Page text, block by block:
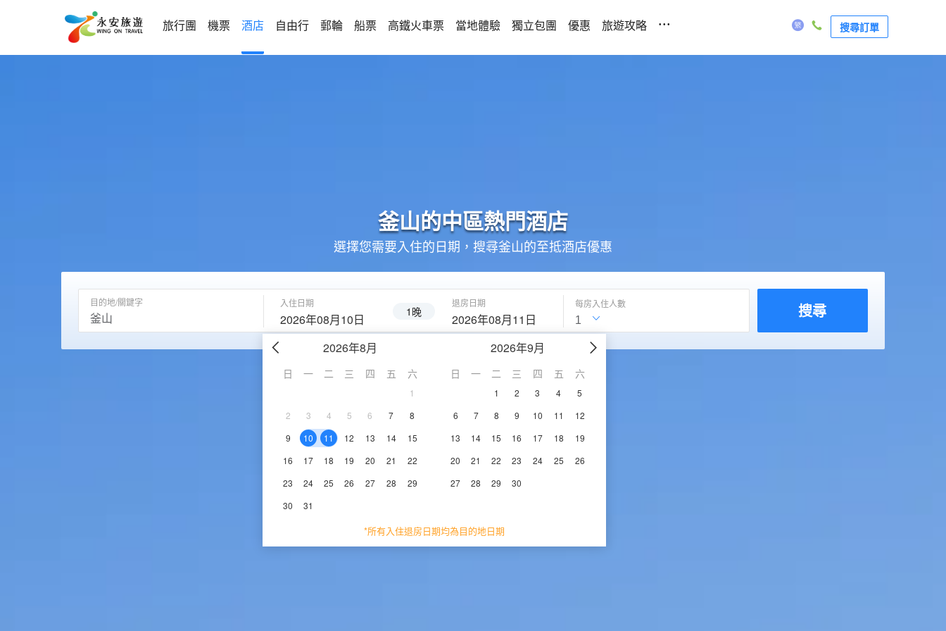
旅行團 機票 酒店 自由行 郵輪 船票 高鐵火車票 當地體驗 獨立包團 優惠 旅遊攻略 ... 搜尋訂單
釜山的中區熱門酒店
選擇您需要入住的日期，搜尋釜山的至抵酒店優惠
目的地/關鍵字 入住日期
2026年08月10日 1晚
退房日期
2026年08月11日
2026年8月
日 一 二 三 四 五 六
1
2
3 4 5 6 7
8
9
10 11 12 13 14
15
16
17 18 19 20 21
22
23
24 25 26 27 28
29
30
31
2026年9月
日 一 二 三 四 五 六
1 2 3 4
5
6
7 8 9 10 11
12
13
14 15 16 17 18
19
20
21 22 23 24 25
26
27
28 29 30
*所有入住退房日期均為目的地日期
每房入住人數 搜尋